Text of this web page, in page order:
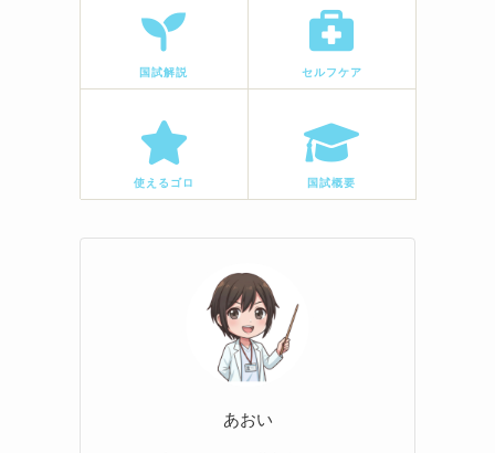
国試解説 セルフケア
使えるゴロ 国試概要
あおい